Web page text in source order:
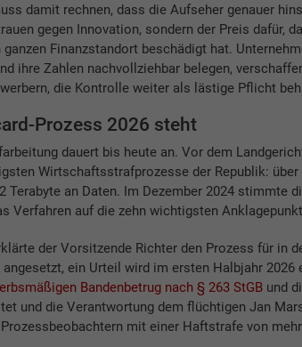
damit rechnen, dass die Aufseher genauer
gegen Innovation, sondern der Preis dafür,
Finanzstandort beschädigt hat.
ihre Zahlen nachvollziehbar belegen,
die Kontrolle weiter als lästige Pflicht
Prozess 2026 steht
dauert bis heute an. Vor dem
Wirtschaftsstrafprozesse der Republik: über
Terabyte an Daten. Im Dezember 2024 stimmte
Verfahren auf die zehn wichtigsten
der Vorsitzende Richter den Prozess für in
ein Urteil wird im ersten Halbjahr 2026
Bandenbetrug nach § 263 StGBund
und die Verantwortung dem flüchtigen Jan
mit einer Haftstrafe von